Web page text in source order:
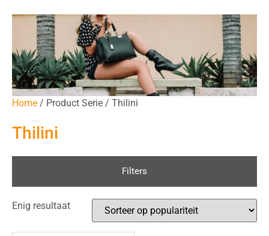
Home / Product Serie / Thilini
Thilini
Filters
Enig resultaat